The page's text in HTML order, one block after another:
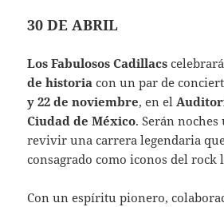
30 DE ABRIL
Los Fabulosos Cadillacs
de historia con un par de
y 22 de noviembre, en el
Ciudad de México. Serán noches
revivir una carrera legendaria
consagrado como iconos del rock
Con un espíritu pionero,